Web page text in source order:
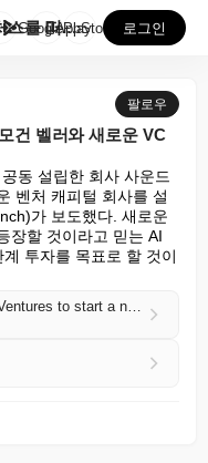
애쉬튼 커처, 사운드 벤처스를 떠나 모건 벨러와 새로운...
GooglePlay
AppStore 로그인
팔로우
건 벨러와 새로운 VC
동 설립한 회사 사운드
벤처 캐피털 회사를 설
가 보도했다. 새로운
장할 것이라고 믿는 AI
투자를 목표로 할 것이
Ashton Kutcher is leaving Sound Ventures to start a new VC firm with Morgan Beller